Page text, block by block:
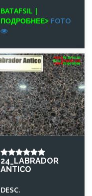
BATAFSIL |
ПОДРОБНЕЕ
FOTO
24_LABRADOR
ANTICO
DESC.